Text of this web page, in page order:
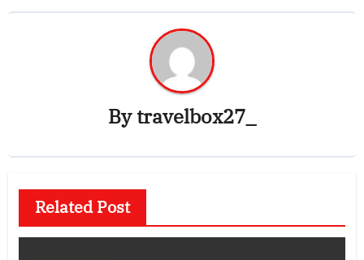
Bytravelbox27_
Related Post